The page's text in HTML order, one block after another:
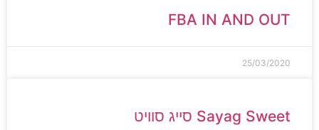
FBA IN AND OUT
25/03/2020
Sayag Sweet סייג סוויט